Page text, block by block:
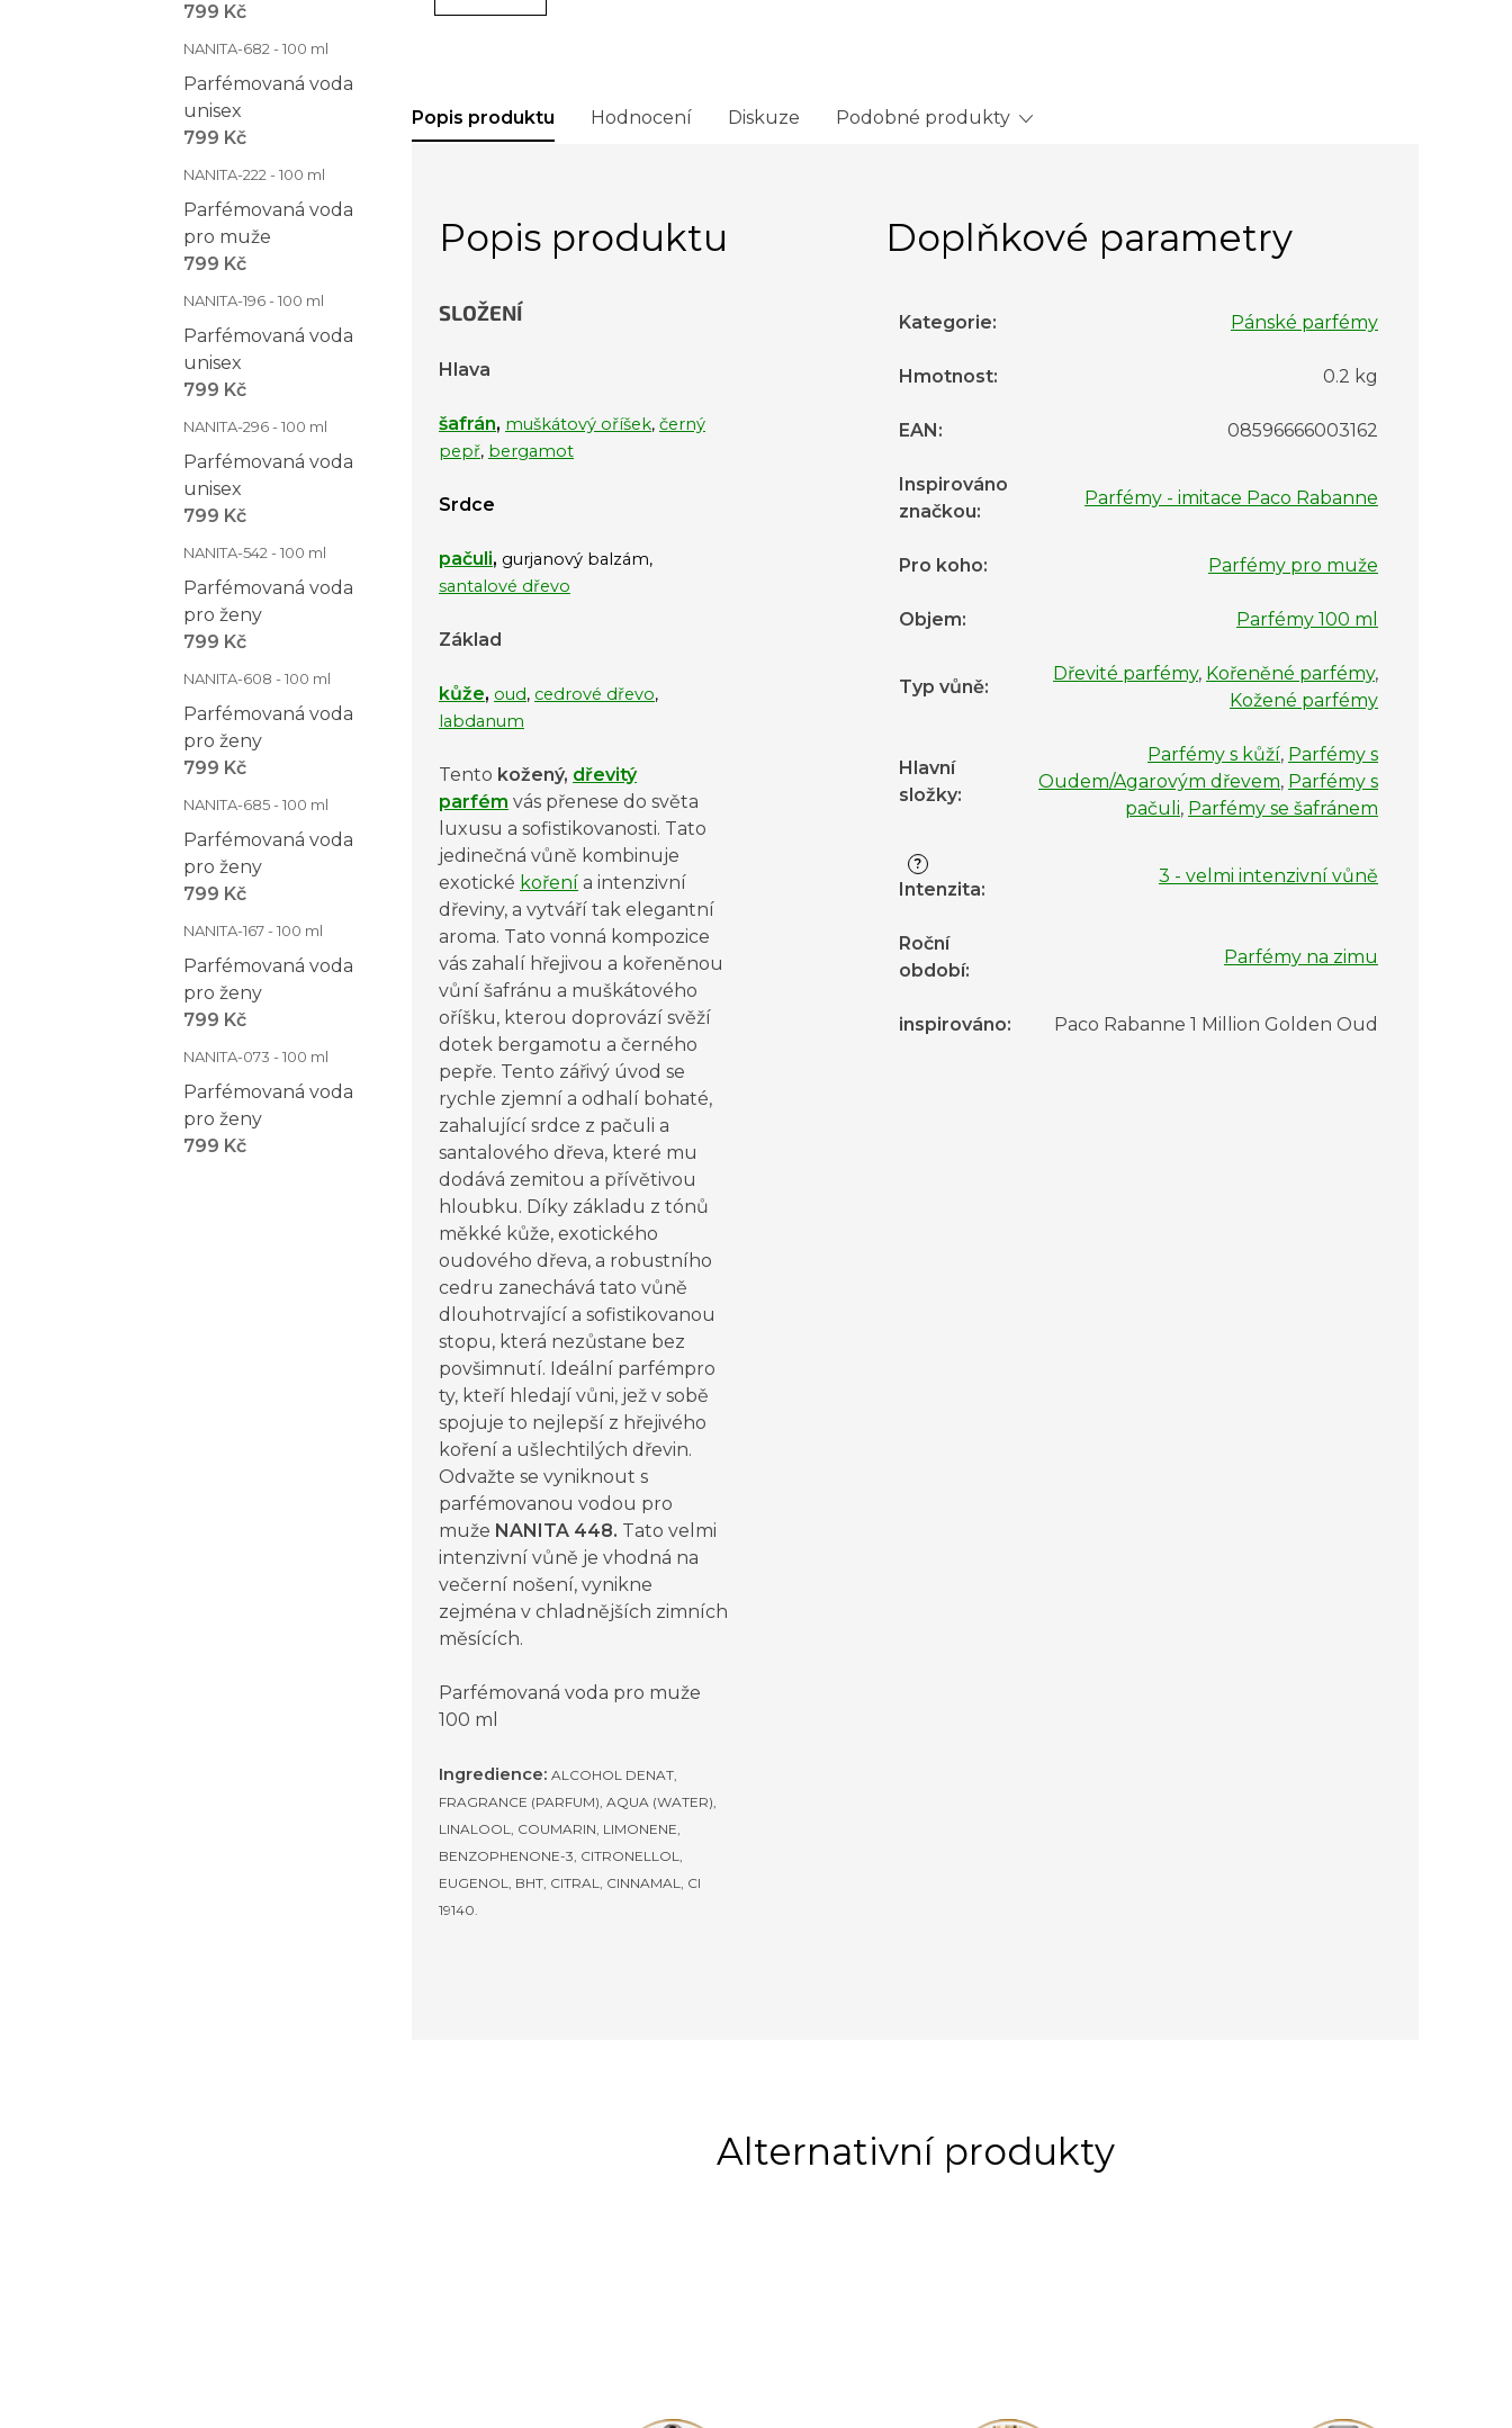
799 Kč
NANITA-682 - 100 ml
Parfémovaná voda
unisex
799 Kč
NANITA-222 - 100 ml
Parfémovaná voda
pro muže
799 Kč
NANITA-196 - 100 ml
Parfémovaná voda
unisex
799 Kč
NANITA-296 - 100 ml
Parfémovaná voda
unisex
799 Kč
NANITA-542 - 100 ml
Parfémovaná voda
pro ženy
799 Kč
NANITA-608 - 100 ml
Parfémovaná voda
pro ženy
799 Kč
NANITA-685 - 100 ml
Parfémovaná voda
pro ženy
799 Kč
NANITA-167 - 100 ml
Parfémovaná voda
pro ženy
799 Kč
NANITA-073 - 100 ml
Parfémovaná voda
pro ženy
799 Kč
Popis produktu Hodnocení Diskuze Podobné produkty
Popis produktu
SLOŽENÍ
Hlava
šafrán, muškátový oříšek, černý
pepř, bergamot
Srdce
pačuli, gurjanový balzám,
santalové dřevo
Základ
kůže, oud, cedrové dřevo,
labdanum
Tento kožený, dřevitý
parfém vás přenese do světa
luxusu a sofistikovanosti. Tato
jedinečná vůně kombinuje
exotické koření a intenzivní
dřeviny, a vytváří tak elegantní
aroma. Tato vonná kompozice
vás zahalí hřejivou a kořeněnou
vůní šafránu a muškátového
oříšku, kterou doprovází svěží
dotek bergamotu a černého
pepře. Tento zářivý úvod se
rychle zjemní a odhalí bohaté,
zahalující srdce z pačuli a
santalového dřeva, které mu
dodává zemitou a přívětivou
hloubku. Díky základu z tónů
měkké kůže, exotického
oudového dřeva, a robustního
cedru zanechává tato vůně
dlouhotrvající a sofistikovanou
stopu, která nezůstane bez
povšimnutí. Ideální parfémpro
ty, kteří hledají vůni, jež v sobě
spojuje to nejlepší z hřejivého
koření a ušlechtilých dřevin.
Odvažte se vyniknout s
parfémovanou vodou pro
muže NANITA 448. Tato velmi
intenzivní vůně je vhodná na
večerní nošení, vynikne
zejména v chladnějších zimních
měsících.
Parfémovaná voda pro muže
100 ml
Ingredience: ALCOHOL DENAT,
FRAGRANCE (PARFUM), AQUA (WATER),
LINALOOL, COUMARIN, LIMONENE,
BENZOPHENONE-3, CITRONELLOL,
EUGENOL, BHT, CITRAL, CINNAMAL, CI
19140.
Doplňkové parametry
Kategorie: Pánské parfémy
Hmotnost: 0.2 kg
EAN : 08596666003162
Inspirováno
značkou:
Parfémy - imitace Paco Rabanne
Pro koho: Parfémy pro muže
Objem: Parfémy 100 ml
Typ vůně:
Dřevité parfémy, Kořeněné parfémy,
Kožené parfémy
Hlavní
složky:
Parfémy s kůží, Parfémy s
Oudem/Agarovým dřevem, Parfémy s
pačuli, Parfémy se šafránem
?
Intenzita:
3 - velmi intenzivní vůně
Roční
období:
Parfémy na zimu
inspirováno: Paco Rabanne 1 Million Golden Oud